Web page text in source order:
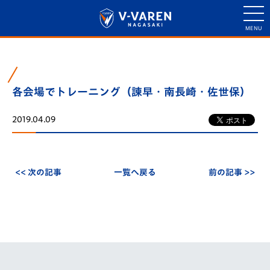
各会場でトレーニング（諫早・南長崎・佐世保）
2019.04.09
<< 次の記事 一覧へ戻る 前の記事 >>